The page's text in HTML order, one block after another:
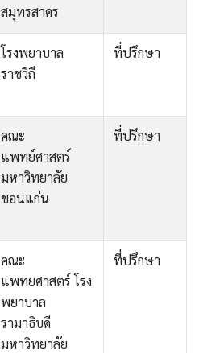
สมุทรสาคร
โรงพยาบาล
ราชวิถี
ที่ปรึกษา
คณะ
แพทย์ศาสตร์
มหาวิทยาลัย
ขอนแก่น
ที่ปรึกษา
คณะ
แพทยศาสตร์ โรง
พยาบาล
รามาธิบดี
มหาวิทยาลัย
ที่ปรึกษา